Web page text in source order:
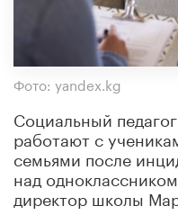
Фото: yandex.kg
Социальный
работают с
семьями после
над
директор школы